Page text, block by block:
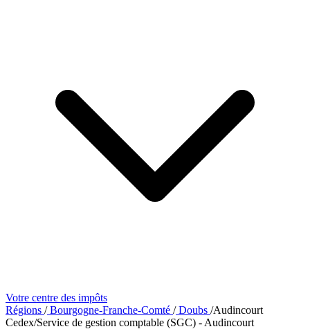
Votre centre des impôts
Régions /Bourgogne-Franche-Comté /Doubs /Audincourt
Cedex/Service de gestion comptable (SGC) - Audincourt